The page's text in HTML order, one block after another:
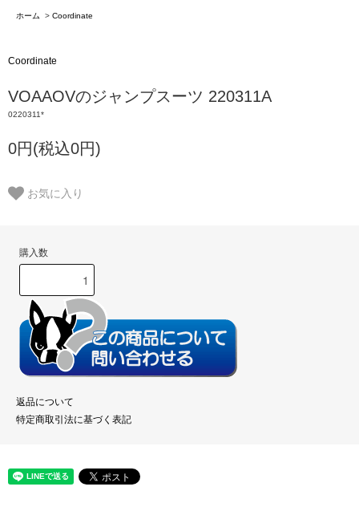
ホーム > Coordinate
Coordinate
VOAAOVのジャンプスーツ 220311A
0220311*
0円(税込0円)
お気に入り
購入数
返品について
特定商取引法に基づく表記